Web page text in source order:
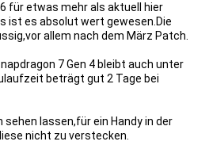
für etwas mehr als aktuell hier
ist es absolut wert gewesen.Die
allem nach dem März Patch.
7 Gen 4 bleibt auch unter
beträgt gut 2 Tage bei
sehen lassen,für ein Handy in der
nicht zu verstecken.